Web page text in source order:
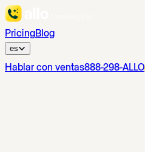
PricingBlog
es
Hablar con ventas888-298-ALLO